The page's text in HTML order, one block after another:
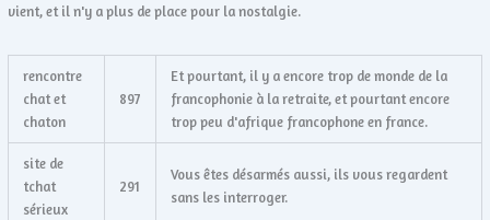
vient, et il n'y a plus de place pour la nostalgie.
rencontre
chat et
chaton
897
Et pourtant, il y a encore trop de monde de la
francophonie à la retraite, et pourtant encore
trop peu d'afrique francophone en france.
site de
tchat
sérieux
291
Vous êtes désarmés aussi, ils vous regardent
sans les interroger.